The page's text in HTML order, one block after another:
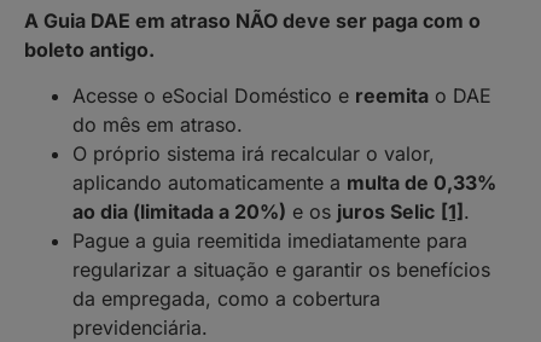
A Guia DAE em atraso NÃO deve ser paga com o
boleto antigo.
Acesse o eSocial Doméstico e reemita o DAE
do mês em atraso.
O próprio sistema irá recalcular o valor,
aplicando automaticamente a multa de 0,33%
ao dia (limitada a 20%) e os juros Selic [1] .
Pague a guia reemitida imediatamente para
regularizar a situação e garantir os benefícios
da empregada, como a cobertura
previdenciária.